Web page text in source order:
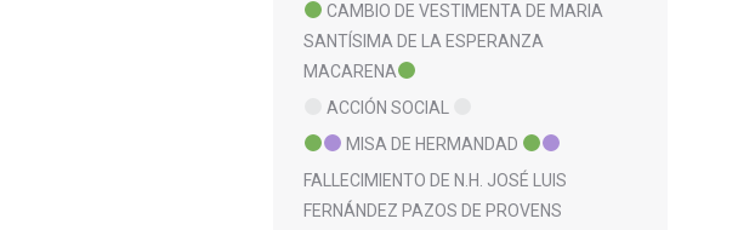
CAMBIO DE VESTIMENTA DE MARIA
SANTÍSIMA DE LA ESPERANZA
MACARENA
ACCIÓN SOCIAL
MISA DE HERMANDAD
FALLECIMIENTO DE N.H. JOSÉ LUIS
FERNÁNDEZ PAZOS DE PROVENS